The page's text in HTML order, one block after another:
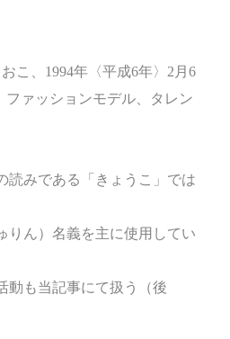
こ、1994年〈平成6年〉2月6
ファッションモデル、タレン
読みである「きょうこ」では
りん）名義を主に使用してい
動も当記事にて扱う（後